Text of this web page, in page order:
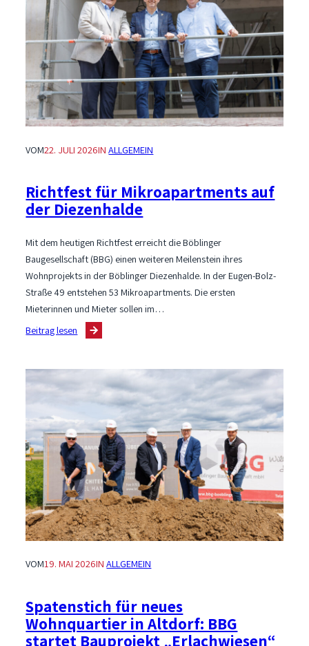
VOM22. JULI 2026INALLGEMEIN
Richtfest für Mikroapartments auf
der Diezenhalde
Mit dem heutigen Richtfest erreicht die Böblinger
Baugesellschaft (BBG) einen weiteren Meilenstein ihres
Wohnprojekts in der Böblinger Diezenhalde. In der Eugen-Bolz-
Straße 49 entstehen 53 Mikroapartments. Die ersten
Mieterinnen und Mieter sollen im…
Beitrag lesen
Richtfest
Mikroapartments
Diezenhalde
VOM19. MAI 2026INALLGEMEIN
Spatenstich für neues
Wohnquartier in Altdorf: BBG
startet Bauprojekt „Erlachwiesen“